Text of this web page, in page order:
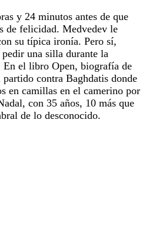
y 24 minutos antes de que
de felicidad. Medvedev le
su típica ironía. Pero sí,
pedir una silla durante la
En el libro Open, biografía de
contra Baghdatis donde
en camillas en el camerino por
con 35 años, 10 más que
de lo desconocido.